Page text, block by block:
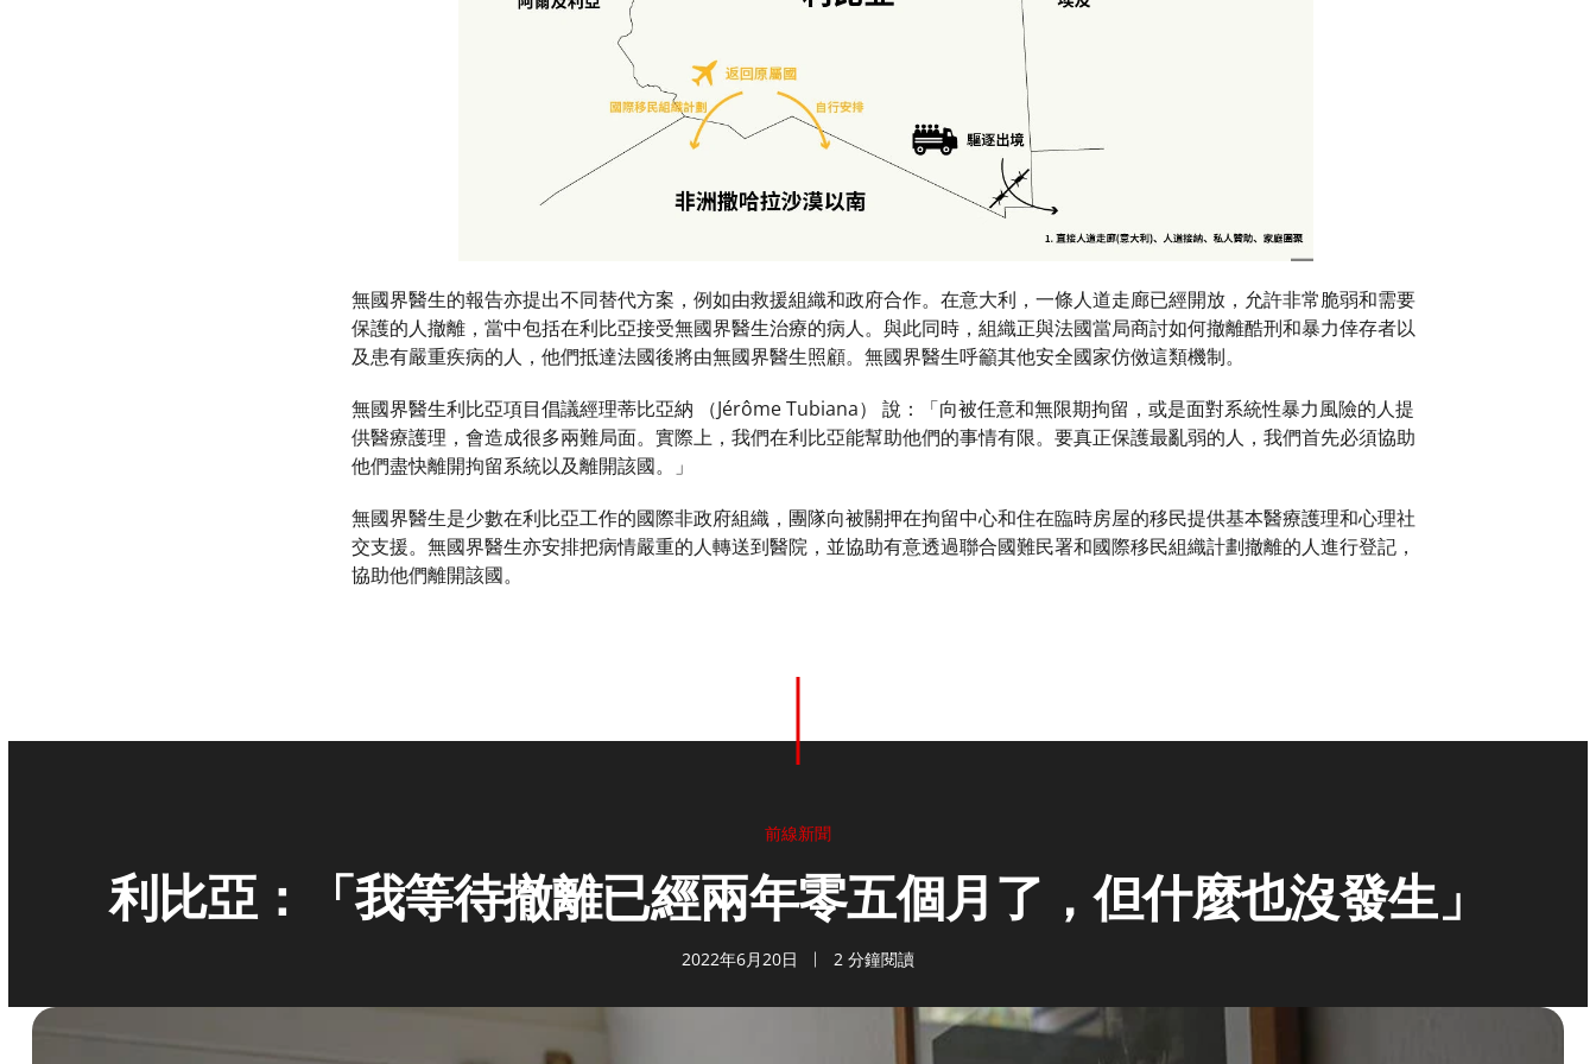
無國界醫生的報告亦提出不同替代方案，例如由救援組織和政府合作。在意大利，一條人道走廊已經開放，允許非常脆弱和需要
保護的人撤離，當中包括在利比亞接受無國界醫生治療的病人。與此同時，組織正與法國當局商討如何撤離酷刑和暴力倖存者以
及患有嚴重疾病的人，他們抵達法國後將由無國界醫生照顧。無國界醫生呼籲其他安全國家仿傚這類機制。
無國界醫生利比亞項目倡議經理蒂比亞納 （Jérôme Tubiana） 說：「向被任意和無限期拘留，或是面對系統性暴力風險的人提
供醫療護理，會造成很多兩難局面。實際上，我們在利比亞能幫助他們的事情有限。要真正保護最亂弱的人，我們首先必須協助
他們盡快離開拘留系統以及離開該國。」
無國界醫生是少數在利比亞工作的國際非政府組織，團隊向被關押在拘留中心和住在臨時房屋的移民提供基本醫療護理和心理社
交支援。無國界醫生亦安排把病情嚴重的人轉送到醫院，並協助有意透過聯合國難民署和國際移民組織計劃撤離的人進行登記，
協助他們離開該國。
前線新聞
利比亞：「我等待撤離已經兩年零五個月了，但什麼也沒發生」
2022年6月20日 2 分鐘閱讀